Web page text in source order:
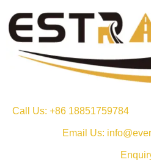
Call Us: +86 18851759784
Email Us: